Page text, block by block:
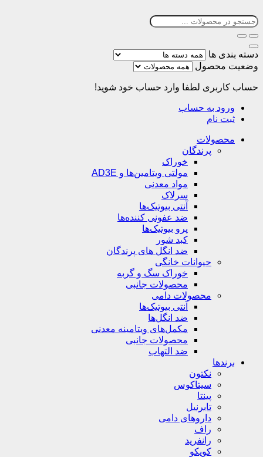
دسته بندی ها
وضعیت محصول
حساب کاربری لطفا وارد حساب خود شوید!
ورود به حساب
ثبت نام
محصولات
پرندگان
خوراک
مولتی ویتامین‌ها و AD3E
مواد معدنی
سرلاک
آنتی بیوتیک‌ها
ضد عفونی کننده‌ها
پرو بیوتیک‌ها
کبد شور
ضد انگل های پرندگان
حیوانات خانگی
خوراک سگ و گربه
محصولات جانبی
محصولات دامی
آنتی بیوتیک‌ها
ضد انگل‌ها
مکمل‌های ویتامینه معدنی
محصولات جانبی
ضد التهاب
برندها
نکتون
سیتاکوس
پینتا
تابرنیل
داروهای دامی
راف
رانفرید
کویکو